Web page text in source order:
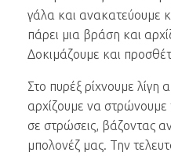
γάλα και ανακατεύουμε
πάρει μια βράση και
Δοκιμάζουμε και
Στο πυρέξ ρίχνουμε λίγη
αρχίζουμε να
σε στρώσεις, βάζοντας
μπολονέζ μας. Την